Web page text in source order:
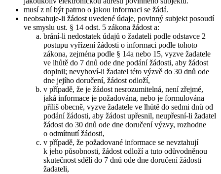
musí z ní být patrno o jakou informaci se žádá.
neobsahuje-li žádost uvedené údaje, povinný subjekt posoudí
ve smyslu ust. § 14 odst. 5 zákona žádost a:
brání-li nedostatek údajů o žadateli podle odstavce 2
postupu vyřízení žádosti o informaci podle tohoto
zákona, zejména podle § 14a nebo 15, vyzve žadatele
ve lhůtě do 7 dnů ode dne podání žádosti, aby žádost
doplnil; nevyhoví-li žadatel této výzvě do 30 dnů ode
dne jejího doručení, žádost odloží,
v případě, že je žádost nesrozumitelná, není zřejmé,
jaká informace je požadována, nebo je formulována
příliš obecně, vyzve žadatele ve lhůtě do sedmi dnů od
podání žádosti, aby žádost upřesnil, neupřesní-li žadatel
žádost do 30 dnů ode dne doručení výzvy, rozhodne
o odmítnutí žádosti,
v případě, že požadované informace se nevztahují
k jeho působnosti, žádost odloží a tuto odůvodněnou
skutečnost sdělí do 7 dnů ode dne doručení žádosti
žadateli,